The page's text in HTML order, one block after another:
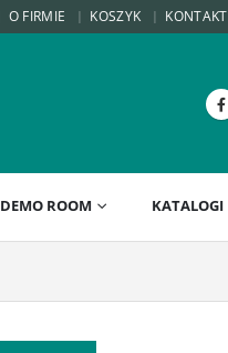
O FIRMIE KOSZYK KONTAKT
DEMO ROOM KATALOGI